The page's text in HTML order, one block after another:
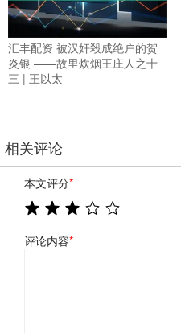
汇丰配资 被汉奸殺成绝户的贺
炎银 ——故里炊烟王庄人之十
三 | 王以太
相关评论
本文评分*
评论内容*